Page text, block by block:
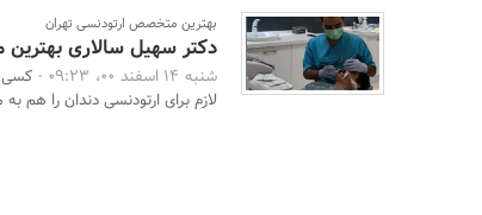
سازمان‌ها
و
روابط
بهترین متخصص ارتودنسی تهران
دکتر سهیل سالاری
شنبه 14 اسفند 00، 09:23 -
کسی
لازم برای ارتودنسی دندان را هم به مدت 3 سال طی